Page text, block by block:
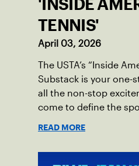
'INSIDE
TENNIS'
April 03, 2026
The USTA’s “Inside
Substack is your one-
all the non-stop
come to define the
READ MORE